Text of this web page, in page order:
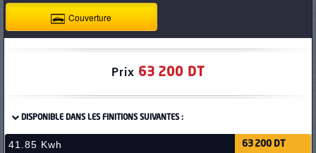
Couverture
Prix 63 200 DT
DISPONIBLE DANS LES FINITIONS SUIVANTES :
41.85 Kwh 63 200 DT